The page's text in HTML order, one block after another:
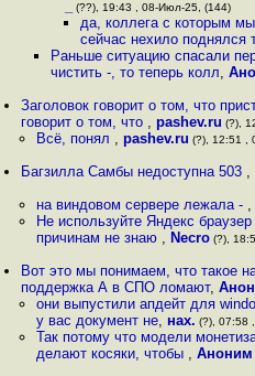
(??), 19:43 , 08-Июл-25, (144)
да, коллега с которым
сейчас нехило поднялся
Раньше ситуацию спасали
чистить -, то теперь колл,
Заголовок говорит о том, что
говорит о том, что ,pashev.ru (?),
Всё, понял , pashev.ru (?), 12:51 ,
Багзилла Самбы недоступна 503 ,
на виндовом сервере лежала - ,
Не используйте Яндекс
причинам не знаю , Necro(?),
Вот это мы понимаем, что такое
поддержка А в СПО ломают,
они выпустили апдейт для
у вас документ не, нах. (?), 07:58
Так потому что модели
делают косяки, чтобы , Аноним